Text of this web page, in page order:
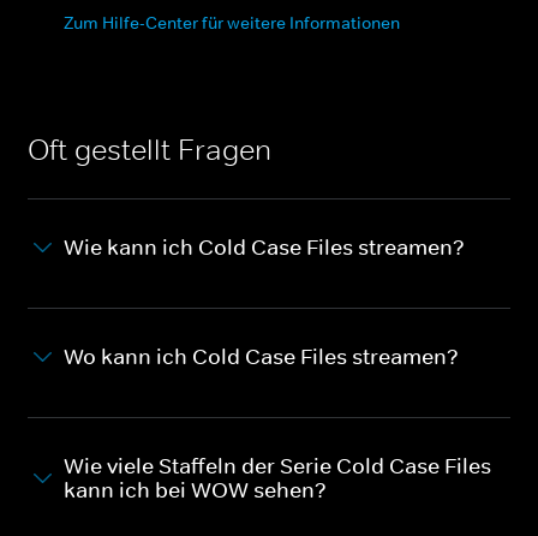
Zum Hilfe-Center für weitere Informationen
Oft gestellt Fragen
Wie kann ich Cold Case Files streamen?
Wo kann ich Cold Case Files streamen?
Wie viele Staffeln der Serie Cold Case Files
kann ich bei WOW sehen?